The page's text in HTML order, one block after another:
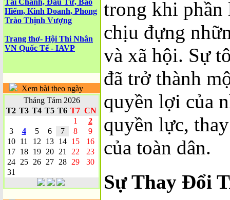
Tài Chánh, Đầu Tư, Bảo
Hiểm, Kinh Doanh, Phong
Trào Thịnh Vượng
Trang thơ- Hội Thi Nhân
VN Quốc Tế - IAVP
Xem bài theo ngày
Tháng Tám 2026
T2 T3 T4 T5 T6 T7 CN
1
2
3
4 5 6 7 8
9
10
11 12 13 14 15
16
17
18 19 20 21 22
23
24
25 26 27 28 29
30
31
trong khi phần
chịu đựng
và xã hội. Sự
đã trở thành
quyền lợi của
quyền lực,
của toàn dân.
Sự Thay Đổi